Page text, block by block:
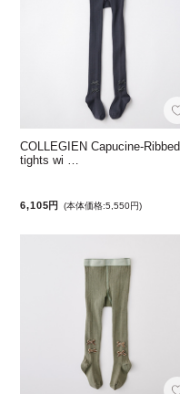
COLLEGIEN Capucine-Ribbed
tights wi …
6,105円 (本体価格:5,550円)